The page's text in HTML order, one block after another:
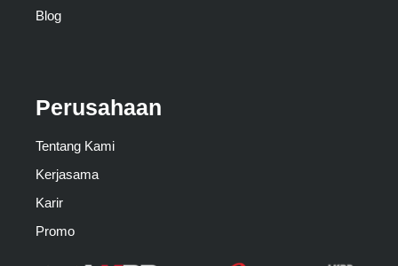
Blog
Perusahaan
Tentang Kami
Kerjasama
Karir
Promo